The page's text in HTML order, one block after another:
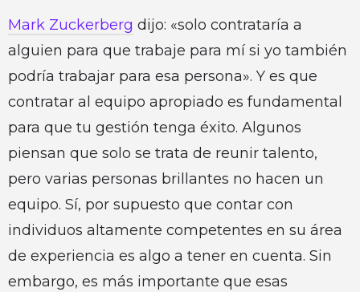
Mark Zuckerberg dijo: «solo contrataría a
alguien para que trabaje para mí si yo también
podría trabajar para esa persona». Y es que
contratar al equipo apropiado es fundamental
para que tu gestión tenga éxito. Algunos
piensan que solo se trata de reunir talento,
pero varias personas brillantes no hacen un
equipo. Sí, por supuesto que contar con
individuos altamente competentes en su área
de experiencia es algo a tener en cuenta. Sin
embargo, es más importante que esas